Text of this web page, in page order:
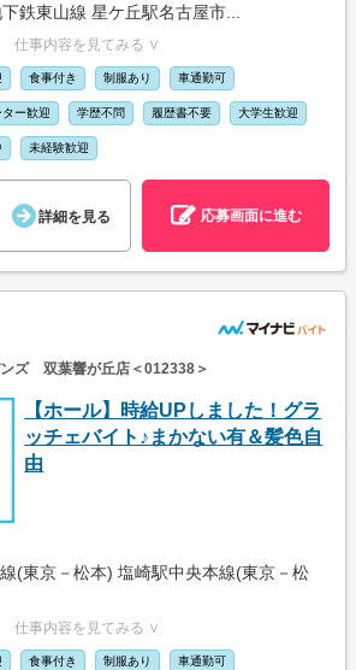
鉄東山線 星ケ丘駅名古屋市...
仕事内容を見てみる ∨
食事付き 制服あり 車通勤可
ター歓迎 学歴不問 履歴書不要 大学生歓迎
未経験歓迎
詳細を見る 応募画面に進む
ズ 双葉響が丘店＜012338＞
【ホール】時給UPしました！グラ
ッチェバイト♪まかない有＆髪色自
由
(東京－松本) 塩崎駅中央本線(東京－松
仕事内容を見てみる ∨
食事付き 制服あり 車通勤可